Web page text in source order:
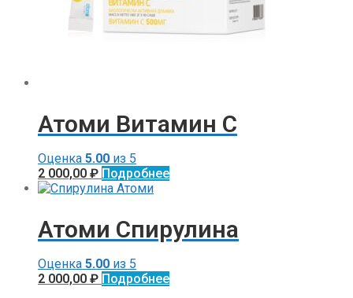
Атоми Витамин С
Оценка 5.00 из 5
2 000,00 ₽ Подробнее
Атоми Спирулина
Оценка 5.00 из 5
2 000,00 ₽ Подробнее